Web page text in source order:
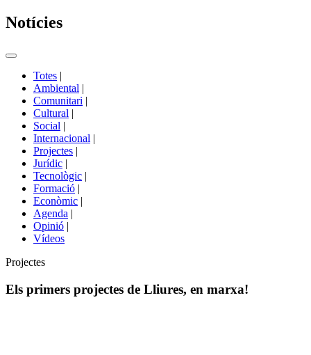
Notícies
Commutador
portals
Totes |
Ambiental |
Comunitari |
Cultural |
Social |
Internacional |
Projectes |
Jurídic |
Tecnològic |
Formació |
Econòmic |
Agenda |
Opinió |
Vídeos
Àmbit
la
notícia
Projectes
Els primers projectes de Lliures, en marxa!